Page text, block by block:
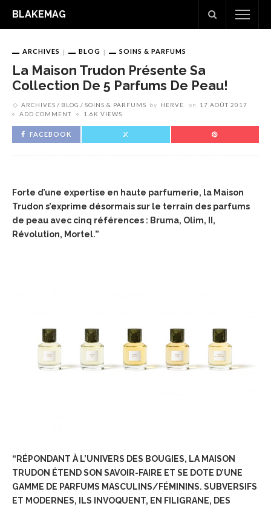
BLAKEMAG
ARCHIVES BLOG SOINS & PARFUMS
La Maison Trudon Présente Sa
Collection De 5 Parfums De Peau!
ARCHIVES BLOG SOINS & PARFUMS by HERVE on
17 AOÛT 2017
ADD COMMENT
1.6K VIEWS
FACEBOOK
Forte d’une expertise en haute parfumerie, la Maison
Trudon s’exprime désormais sur le terrain des parfums
de peau avec cinq références : Bruma, Olim, II,
Révolution, Mortel.”
“RÉPONDANT À L’UNIVERS DES BOUGIES, LA MAISON
TRUDON ÉTEND SON SAVOIR-FAIRE ET SE DOTE D’UNE
GAMME DE PARFUMS MASCULINS/FÉMININS. SUBVERSIFS
ET MODERNES, ILS INVOQUENT, EN FILIGRANE, DES